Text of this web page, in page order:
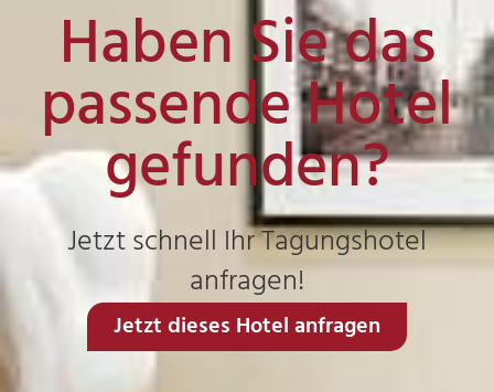
Haben Sie das
passende Hotel
gefunden?
Jetzt schnell Ihr Tagungshotel
anfragen!
Jetzt dieses Hotel anfragen